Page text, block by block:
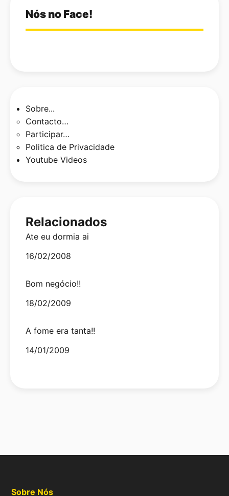
Nós no Face!
Sobre...
Contacto…
Participar…
Politica de Privacidade
Youtube Videos
Relacionados
Ate eu dormia ai
Date
16/02/2008
Bom negócio!!
Date
18/02/2009
A fome era tanta!!
Date
14/01/2009
Sobre Nós